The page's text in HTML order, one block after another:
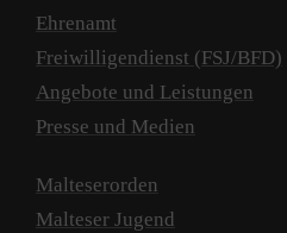
Ehrenamt
Freiwilligendienst (FSJ/BFD)
Angebote und Leistungen
Presse und Medien
Malteserorden
Malteser Jugend